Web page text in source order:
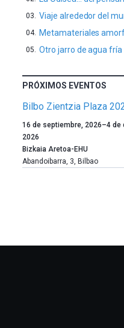
Viaje alrededor del
Metamateriales
Otro jarro de agua fría
PRÓXIMOS EVENTOS
Bilbo Zientzia Plaza
Un
año
más,
Bilbao
la
16 de septiembre, 2026–4 de
2026
Bizkaia Aretoa-EHU
Abandoibarra, 3, Bilbao